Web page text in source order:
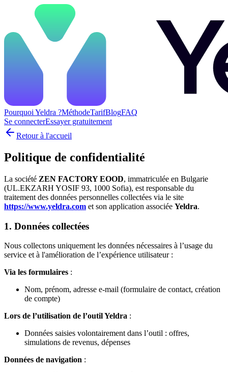
Pourquoi Yeldra ?MéthodeTarifBlogFAQ
Se connecterEssayer gratuitement
Retour à l'accueil
Politique de confidentialité
La société ZEN FACTORY EOOD, immatriculée en Bulgarie
(UL.EKZARH YOSIF 93, 1000 Sofia), est responsable du
traitement des données personnelles collectées via le site
https://www.yeldra.com et son application associée Yeldra.
1. Données collectées
Nous collectons uniquement les données nécessaires à l’usage du
service et à l'amélioration de l’expérience utilisateur :
Via les formulaires :
Nom, prénom, adresse e-mail (formulaire de contact, création
de compte)
Lors de l’utilisation de l’outil Yeldra :
Données saisies volontairement dans l’outil : offres,
simulations de revenus, dépenses
Données de navigation :